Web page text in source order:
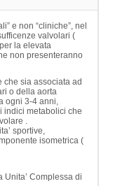
e non “cliniche”, nel
valvolari (
la elevata
non presenteranno
che sia associata ad
o della aorta
ogni 3-4 anni,
indici metabolici che
.
sportive,
isometrica (
Unita’ Complessa di